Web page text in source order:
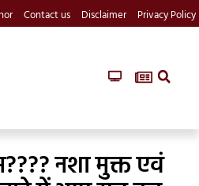
Contact us Disclaimer Privacy Policy
नशा मुक्त एवं